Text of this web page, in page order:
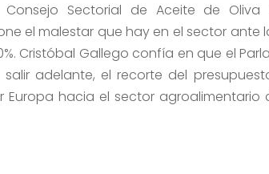
Sectorial de Aceite de
el malestar que hay en el sector ante
Cristóbal Gallego confía en que el
adelante, el recorte del
hacia el sector agroalimentario